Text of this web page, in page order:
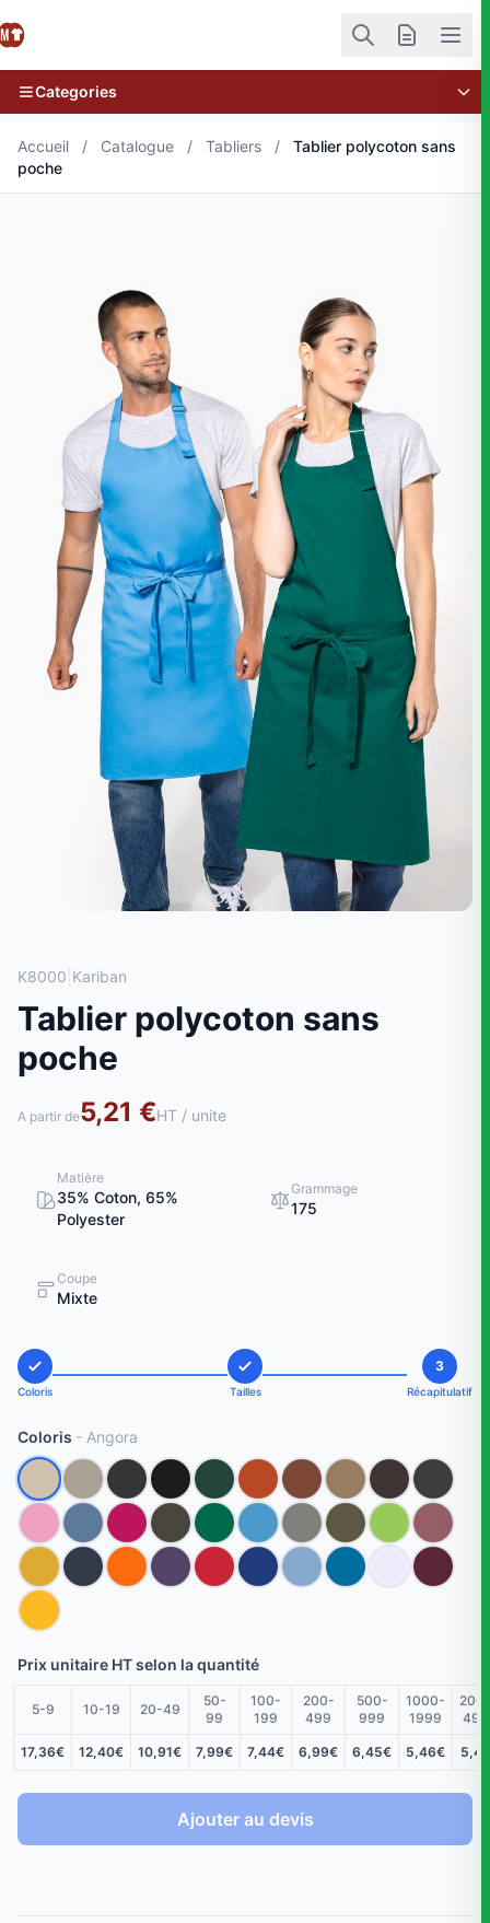
Categories
Accueil / Catalogue / Tabliers /
Tablier polycoton sans
poche
K8000 Kariban
Tablier polycoton sans
poche
A partir de5,21 €HT / unite
Matière
35% Coton, 65%
Polyester
Grammage
175
Coupe
Mixte
Coloris Tailles
3
Récapitulatif
Coloris - Angora
Prix unitaire HT selon la quantité
5-9 10-19 20-49
50-
99
100-
199
200-
499
500-
999
1000-
1999
17,36€ 12,40€ 10,91€ 7,99€ 7,44€ 6,99€ 6,45€ 5,46€
Ajouter au devis